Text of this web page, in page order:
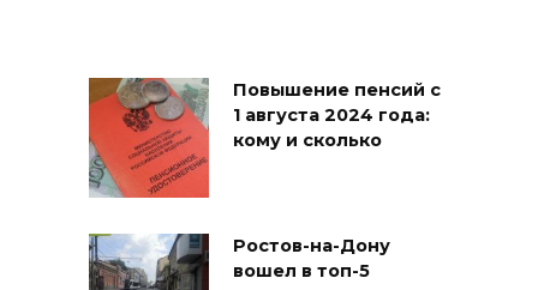
Повышение пенсий с
1 августа 2024 года:
кому и сколько
Ростов-на-Дону
вошел в топ-5